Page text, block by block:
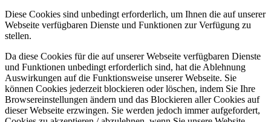
Diese Cookies sind unbedingt erforderlich, um Ihnen die auf unserer
Webseite verfügbaren Dienste und Funktionen zur Verfügung zu
stellen.
Da diese Cookies für die auf unserer Webseite verfügbaren Dienste
und Funktionen unbedingt erforderlich sind, hat die Ablehnung
Auswirkungen auf die Funktionsweise unserer Webseite. Sie
können Cookies jederzeit blockieren oder löschen, indem Sie Ihre
Browsereinstellungen ändern und das Blockieren aller Cookies auf
dieser Webseite erzwingen. Sie werden jedoch immer aufgefordert,